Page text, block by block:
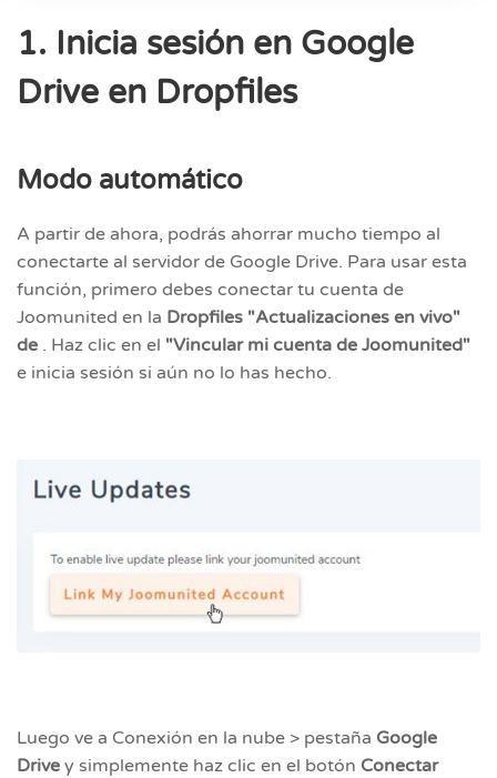
1. Inicia sesión en Google
Drive en Dropfiles
Modo automático
A partir de ahora, podrás ahorrar mucho tiempo al
conectarte al servidor de Google Drive. Para usar esta
función, primero debes conectar tu cuenta de
Joomunited en la Dropfiles "Actualizaciones en vivo"
de . Haz clic en el "Vincular mi cuenta de Joomunited"
e inicia sesión si aún no lo has hecho.
Luego ve a Conexión en la nube > pestaña Google
Drive y simplemente haz clic en el botón Conectar